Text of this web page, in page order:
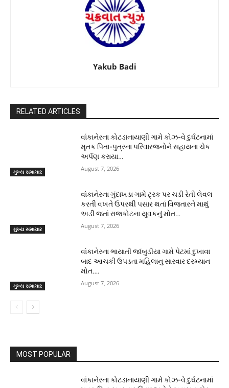
Yakub Badi
RELATED ARTICLES
મુખ્ય સમાચાર
વાંકાનેરના કોટડાનાયાણી ગામે કોઝ-વે દુર્ઘટનામાં
મૃતક પિતા-પુત્રના પરિવારજનોને સહાયના ચેક
અર્પણ કરાયા…
August 7, 2026
મુખ્ય સમાચાર
વાંકાનેરના ગુંદાખડા ગામે ટ્રક પર ચડી રેતી લેવલ
કરતી વખતે ઉપરથી પસાર થતાં વિજતારને માથું
અડી જતાં રાજકોટના યુવકનું મોત…
August 7, 2026
મુખ્ય સમાચાર
વાંકાનેરના ભાયાતી જાંબુડીયા ગામે પેટમાં દુખાવા
બાદ આચકી ઉપડતા મહિલાનુ સારવાર દરમ્યાન
મોત….
August 7, 2026
MOST POPULAR
વાંકાનેરના કોટડાનાયાણી ગામે કોઝ-વે દુર્ઘટનામાં